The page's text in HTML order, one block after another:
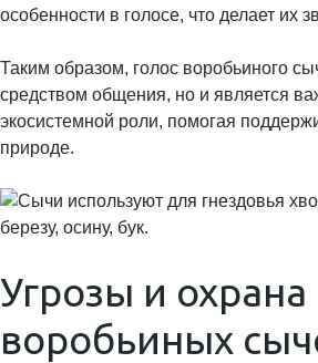
особенности в голосе, что делает их
Таким образом, голос воробьиного
средством общения, но и является
экосистемной роли, помогая
природе.
Угрозы и охрана
воробьиных